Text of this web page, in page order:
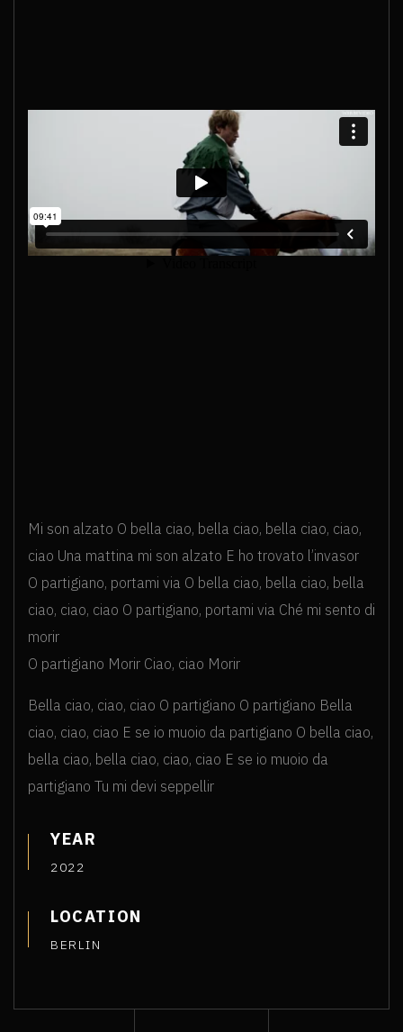
Mi son alzato O bella ciao, bella ciao, bella ciao, ciao,
ciao Una mattina mi son alzato E ho trovato l’invasor
O partigiano, portami via O bella ciao, bella ciao, bella
ciao, ciao, ciao O partigiano, portami via Ché mi sento di
morir
O partigiano Morir Ciao, ciao Morir
Bella ciao, ciao, ciao O partigiano O partigiano Bella
ciao, ciao, ciao E se io muoio da partigiano O bella ciao,
bella ciao, bella ciao, ciao, ciao E se io muoio da
partigiano Tu mi devi seppellir
YEAR
2022
LOCATION
BERLIN